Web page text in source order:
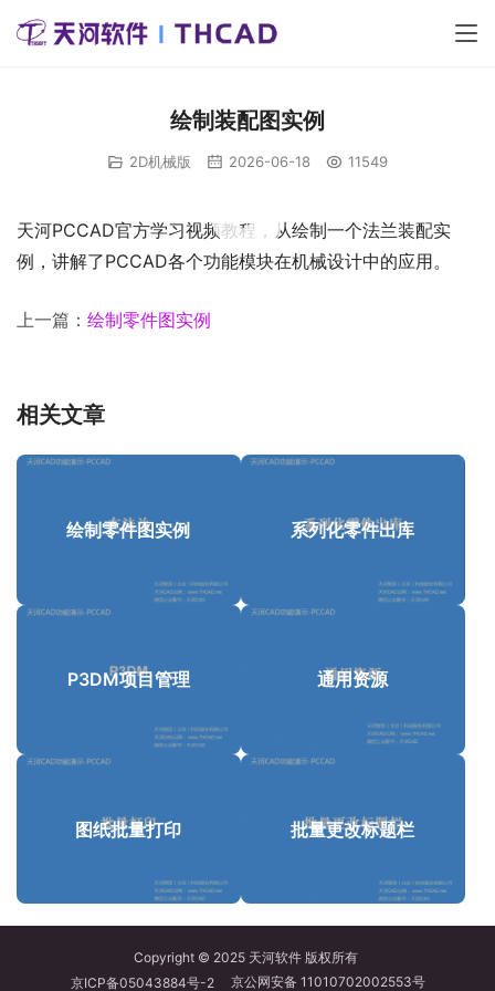
绘制装配图实例
2D机械版 2026-06-18 11549
天河PCCAD官方学习视频教程，从绘制一个法兰装配实
例，讲解了PCCAD各个功能模块在机械设计中的应用。
上一篇： 绘制零件图实例
相关文章
绘制零件图实例 系列化零件出库
P3DM项目管理 通用资源
图纸批量打印 批量更改标题栏
Copyright © 2025 天河软件 版权所有
京ICP备05043884号-2 京公网安备 11010702002553号